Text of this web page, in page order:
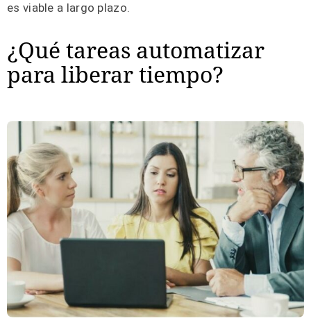
es viable a largo plazo.
¿Qué tareas automatizar
para liberar tiempo?